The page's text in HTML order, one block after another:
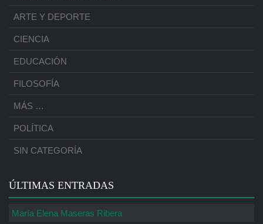
ARTE Y DEPORTE
CIENCIA
EDUCACIÓN
FILOSOFÍA
MÁS …
POLÍTICA
SIN CATEGORÍA
ÚLTIMAS ENTRADAS
María Elena Maseras Ribera